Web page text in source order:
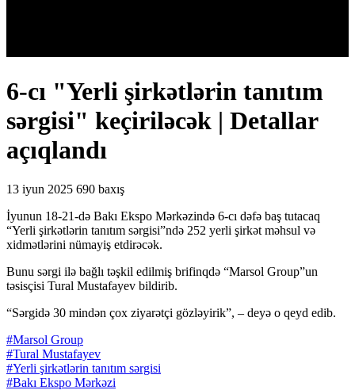
6-cı "Yerli şirkətlərin tanıtım
sərgisi" keçiriləcək | Detallar
açıqlandı
13 iyun 2025 690 baxış
İyunun 18-21-də Bakı Ekspo Mərkəzində 6-cı dəfə baş tutacaq
“Yerli şirkətlərin tanıtım sərgisi”ndə 252 yerli şirkət məhsul və
xidmətlərini nümayiş etdirəcək.
Bunu sərgi ilə bağlı təşkil edilmiş brifinqdə “Marsol Group”un
təsisçisi Tural Mustafayev bildirib.
“Sərgidə 30 mindən çox ziyarətçi gözləyirik”, – deyə o qeyd edib.
#Marsol Group
#Tural Mustafayev
#Yerli şirkətlərin tanıtım sərgisi
#Bakı Ekspo Mərkəzi